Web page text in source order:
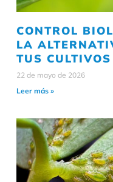
CONTROL
LA
TUS CULTIVOS
22 de mayo de 2026
Leer más »